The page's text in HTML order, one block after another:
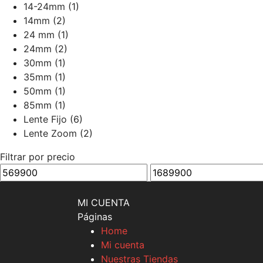
14-24mm (1)
14mm (2)
24 mm (1)
24mm (2)
30mm (1)
35mm (1)
50mm (1)
85mm (1)
Lente Fijo (6)
Lente Zoom (2)
Filtrar por precio
Precio
mínimo
Precio
máximo
MI CUENTA
Páginas
Home
Mi cuenta
Nuestras Tiendas